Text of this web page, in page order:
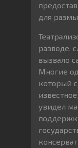
для
разводе,
вызвало
Многие
который
увидел